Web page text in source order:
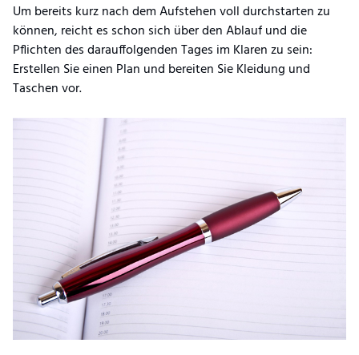
Um bereits kurz nach dem Aufstehen voll durchstarten zu
können, reicht es schon sich über den Ablauf und die
Pflichten des darauffolgenden Tages im Klaren zu sein:
Erstellen Sie einen Plan und bereiten Sie Kleidung und
Taschen vor.